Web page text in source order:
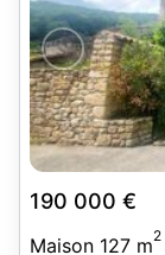
190 000 €
Maison 127 m2